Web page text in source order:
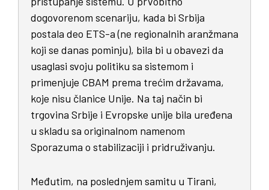
dogovorenom scenariju, kada bi Srbija
postala deo ETS-a (ne regionalnih aranžmana
koji se danas pominju), bila bi u obavezi da
usaglasi svoju politiku sa sistemom i
primenjuje CBAM prema trećim državama,
koje nisu članice Unije. Na taj način bi
trgovina Srbije i Evropske unije bila uređena
u skladu sa originalnom namenom
Sporazuma o stabilizaciji i pridruživanju.
Međutim, na poslednjem samitu u Tirani,